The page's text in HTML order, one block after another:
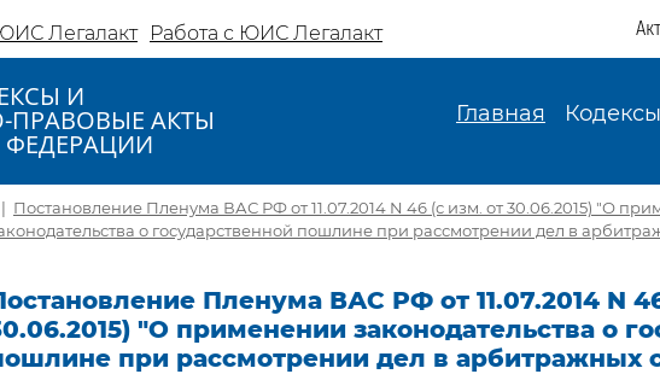
Легалакт Работа с ЮИС Легалакт
И
АКТЫ Главная Кодексы
| Постановление Пленума ВАС РФ от 11.07.2014 N 46 (с изм. от 30.06.2015) "О
о государственной пошлине при рассмотрении дел в
Пленума ВАС РФ от 11.07.2014 N
"О применении законодательства о
при рассмотрении дел в арбитражных